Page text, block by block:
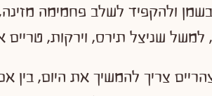
ולהקפיד לשלב פחמימה
שניצל תירס, וירקות, טריים
צריך להמשיך את היום, בין